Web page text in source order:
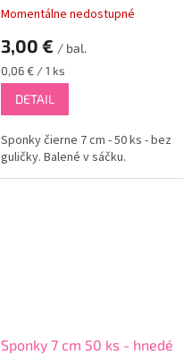
Momentálne nedostupné
3,00 € / bal.
Jednotková
cena:
0,06 € / 1 ks
DETAIL
Sponky čierne 7 cm - 50 ks - bez
guličky. Balené v sáčku.
Sponky 7 cm 50 ks - hnedé